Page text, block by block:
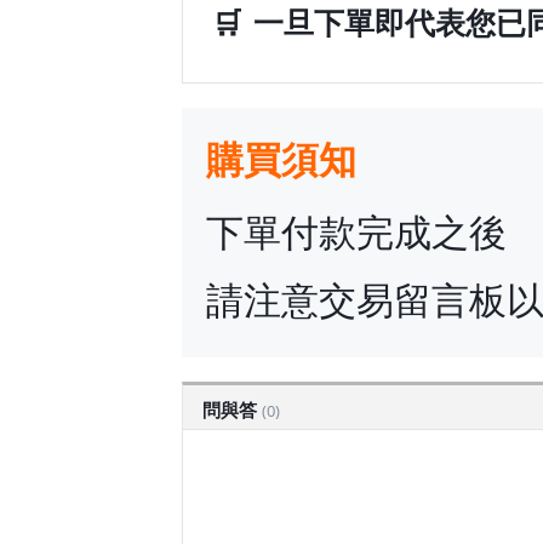
🛒 一旦下單即代表您已
購買須知
下單付款完成之後
請注意交易留言板
問與答 (0)